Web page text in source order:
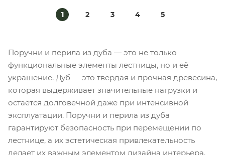
1 2 3 4 5
Поручни и перила из дуба — это не только
функциональные элементы лестницы, но и её
украшение. Дуб — это твёрдая и прочная древесина,
которая выдерживает значительные нагрузки и
остаётся долговечной даже при интенсивной
эксплуатации. Поручни и перила из дуба
гарантируют безопасность при перемещении по
лестнице, а их эстетическая привлекательность
делает их важным элементом дизайна интерьера.